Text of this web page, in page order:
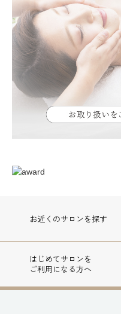
お近くのサロンを探す
はじめてサロンを
ご利用になる方へ